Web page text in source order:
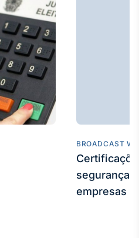
BROADCAST
segurança
empresas